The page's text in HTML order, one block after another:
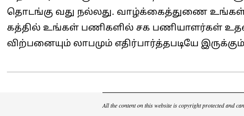
தொடங்கு வது நல்லது. வாழ்க்கைத்துணை உங்கள்
கத்தில் உங்கள் பணிகளில் சக பணியாளர்கள்
விற்பனையும் லாபமும் எதிர்பார்த்தபடியே
All the content on this website is copyright protected and